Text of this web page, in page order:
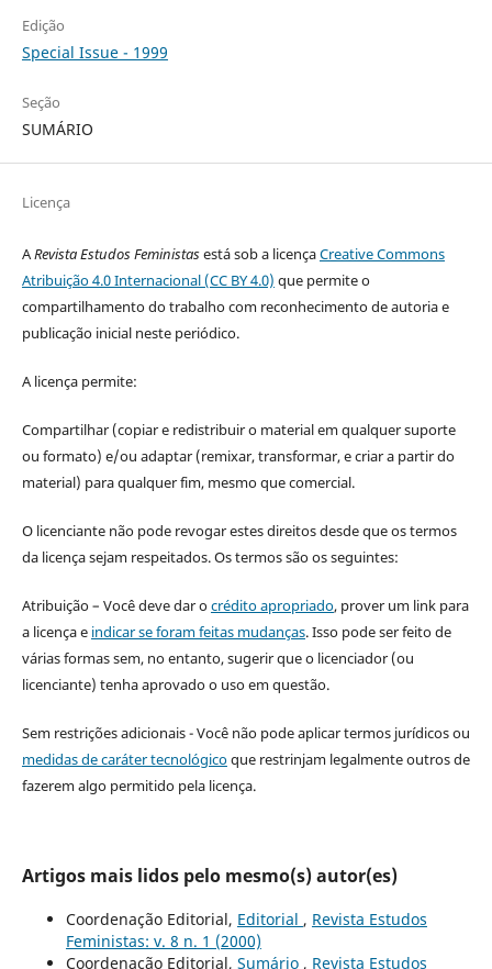
Edição
Special Issue - 1999
Seção
SUMÁRIO
Licença
ARevista Estudos Feministasestá sob a licençaCreative Commons
Atribuição 4.0 Internacional (CC BY 4.0) que permite o
compartilhamento do trabalho com reconhecimento de autoria e
publicação inicial neste periódico.
A licença permite:
Compartilhar (copiar e redistribuir o material em qualquer suporte
ou formato) e/ou adaptar (remixar, transformar, e criar a partir do
material) para qualquer fim, mesmo que comercial.
O licenciante não pode revogar estes direitos desde que os termos
da licença sejam respeitados. Os termos são os seguintes:
Atribuição – Você deve dar ocrédito apropriado, prover um link para
a licença e indicar se foram feitas mudanças. Isso pode ser feito de
várias formas sem, no entanto, sugerir que o licenciador (ou
licenciante) tenha aprovado o uso em questão.
Sem restrições adicionais - Você não pode aplicar termos jurídicos ou
medidas de caráter tecnológicoque restrinjam legalmente outros de
fazerem algo permitido pela licença.
Artigos mais lidos pelo mesmo(s) autor(es)
Coordenação Editorial, Editorial , Revista Estudos
Feministas: v. 8 n. 1 (2000)
Coordenação Editorial, Sumário , Revista Estudos